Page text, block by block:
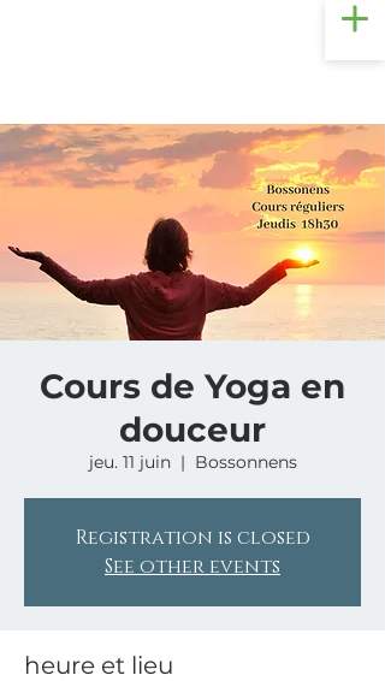
Cours de Yoga en
douceur
jeu. 11 juin
  |
Bossonnens
Registration is closed
See other events
heure et lieu